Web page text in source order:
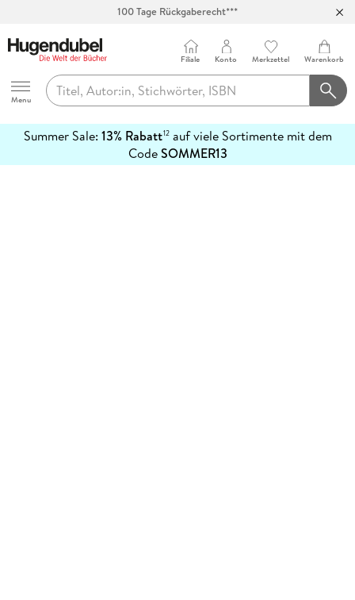
100 Tage Rückgaberecht***
Hugendubel
Menu
Filiale Konto Merkzettel Warenkorb
Summer Sale: 13% Rabatt12auf viele Sortimente mit dem
CodeSOMMER13
erfahren